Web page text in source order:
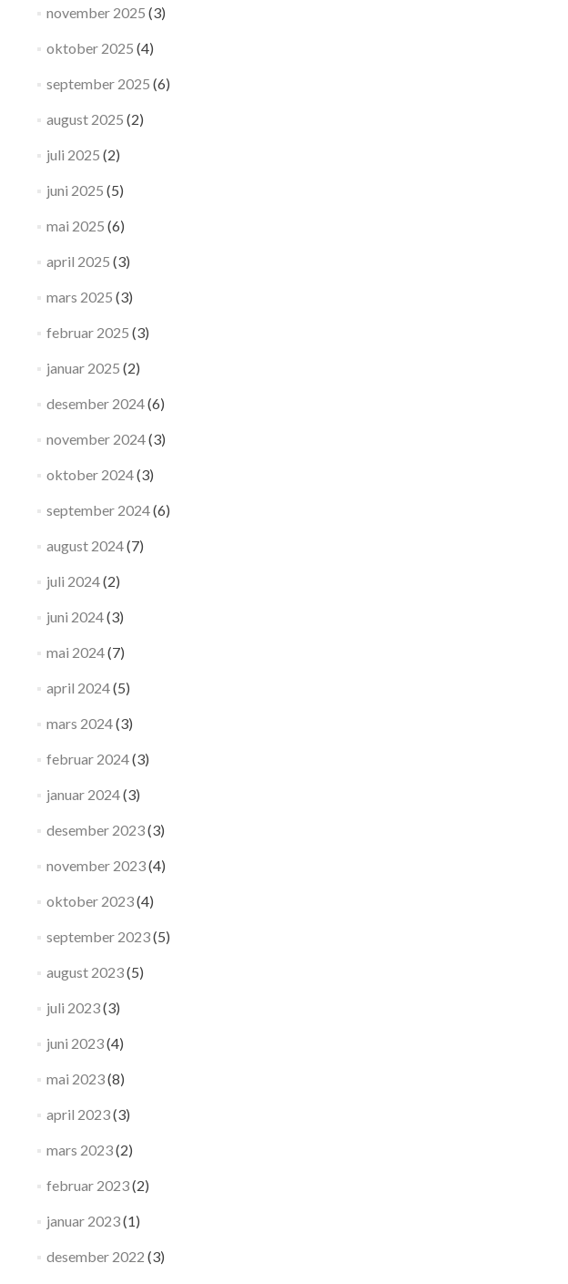
november 2025 (3)
oktober 2025 (4)
september 2025 (6)
august 2025 (2)
juli 2025 (2)
juni 2025 (5)
mai 2025 (6)
april 2025 (3)
mars 2025 (3)
februar 2025 (3)
januar 2025 (2)
desember 2024(6)
november 2024(3)
oktober 2024(3)
september 2024(6)
august 2024(7)
juli 2024(2)
juni 2024(3)
mai 2024(7)
april 2024(5)
mars 2024(3)
februar 2024(3)
januar 2024(3)
desember 2023(3)
november 2023(4)
oktober 2023(4)
september 2023(5)
august 2023(5)
juli 2023(3)
juni 2023(4)
mai 2023(8)
april 2023(3)
mars 2023(2)
februar 2023(2)
januar 2023(1)
desember 2022 (3)